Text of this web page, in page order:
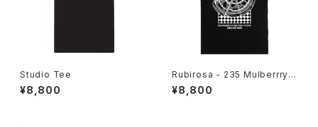
Studio Tee
¥8,800
Rubirosa - 235 Mulberrry T
shirt
¥8,800